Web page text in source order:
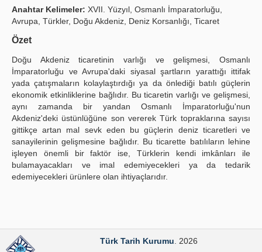
Yayın Politikaları
Kılavuzlar
Anahtar Kelimeler: XVII. Yüzyıl, Osmanlı İmparatorluğu,
Avrupa, Türkler, Doğu Akdeniz, Deniz Korsanlığı, Ticaret
Özet
Doğu Akdeniz ticaretinin varlığı ve gelişmesi, Osmanlı
İmparatorluğu ve Avrupa'daki siyasal şartların yarattığı ittifak
yada çatışmaların kolaylaştırdığı ya da önlediği batılı güçlerin
ekonomik etkinliklerine bağlıdır. Bu ticaretin varlığı ve gelişmesi,
aynı zamanda bir yandan Osmanlı İmparatorluğu'nun
Akdeniz'deki üstünlüğüne son vererek Türk topraklarına sayısı
gittikçe artan mal sevk eden bu güçlerin deniz ticaretleri ve
sanayilerinin gelişmesine bağlıdır. Bu ticarette batılıların lehine
işleyen önemli bir faktör ise, Türklerin kendi imkânları ile
bulamayacakları ve imal edemiyecekleri ya da tedarik
edemiyecekleri ürünlere olan ihtiyaçlarıdır.
Türk Tarih Kurumu . 2026